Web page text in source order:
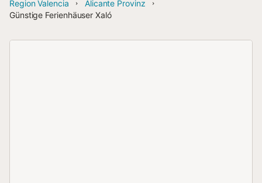
Region Valencia
Alicante Provinz
Günstige Ferienhäuser Xaló